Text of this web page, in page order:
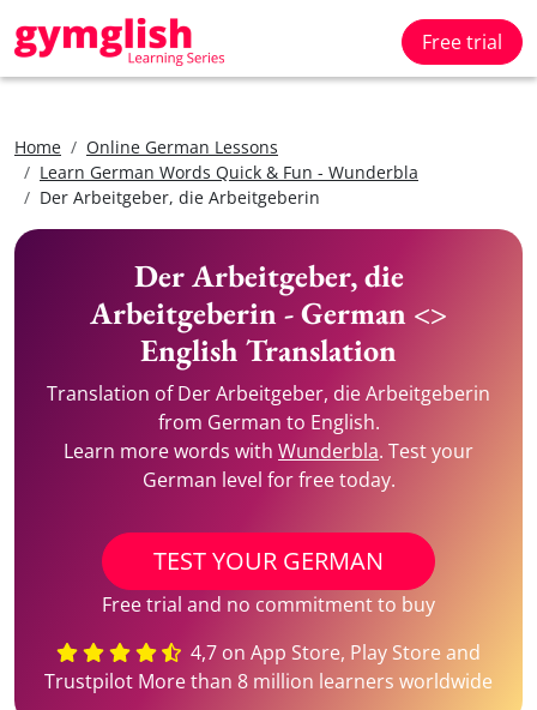
Free trial
Home
Online German Lessons
Learn German Words Quick & Fun - Wunderbla
Der Arbeitgeber, die Arbeitgeberin
Der Arbeitgeber, die
Arbeitgeberin - German <>
English Translation
Translation of Der Arbeitgeber, die Arbeitgeberin
from German to English.
Learn more words with Wunderbla. Test your
German level for free today.
TEST YOUR GERMAN
Free trial and no commitment to buy
4,7 on App Store, Play Store and
Trustpilot More than 8 million learners worldwide